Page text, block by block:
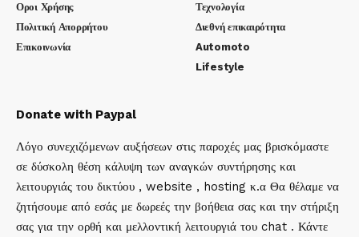
Οροι Χρήσης
Πολιτική Απορρήτου
Επικοινωνία
Τεχνολογία
Διεθνή επικαιρότητα
Automoto
Lifestyle
Donate with Paypal
Λόγο συνεχιζόμενων αυξήσεων στις παροχές μας βρισκόμαστε
σε δύσκολη θέση κάλυψη των αναγκών συντήρησης και
λειτουργιάς του δικτύου , website , hosting κ.α Θα θέλαμε να
ζητήσουμε από εσάς με δωρεές την βοήθεια σας και την στήριξη
σας για την ορθή και μελλοντική λειτουργιά του chat . Κάντε